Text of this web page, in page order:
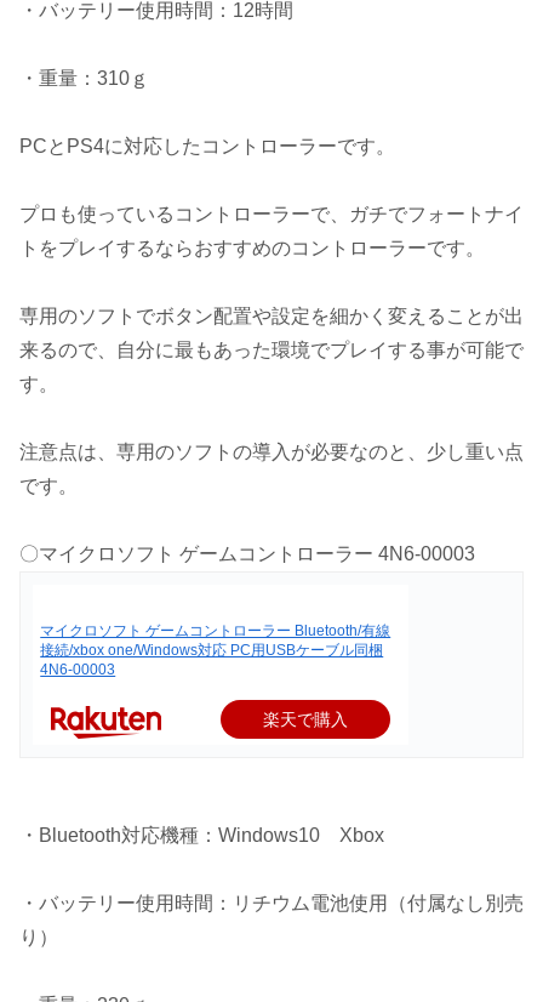
・バッテリー使用時間：12時間
・重量：310ｇ
PCとPS4に対応したコントローラーです。
プロも使っているコントローラーで、ガチでフォートナイ
トをプレイするならおすすめのコントローラーです。
専用のソフトでボタン配置や設定を細かく変えることが出
来るので、自分に最もあった環境でプレイする事が可能で
す。
注意点は、専用のソフトの導入が必要なのと、少し重い点
です。
〇マイクロソフト ゲームコントローラー 4N6-00003
マイクロソフト ゲームコントローラー Bluetooth/有線
接続/xbox one/Windows対応 PC用USBケーブル同梱
4N6-00003
楽天で購入
・Bluetooth対応機種：Windows10 Xbox
・バッテリー使用時間：リチウム電池使用（付属なし別売
り）